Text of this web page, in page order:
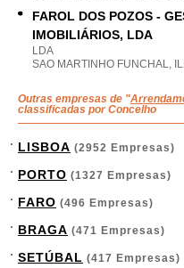
FAROL DOS POZOS -
IMOBILIÁRIOS, LDA
LDA
SAO MARTINHO FUNCHAL,
Outras empresas de "
classificadas por Concelho
LISBOA (2952 Empresas)
PORTO (1327 Empresas)
FARO (496 Empresas)
BRAGA (471 Empresas)
SETÚBAL (417 Empresas)